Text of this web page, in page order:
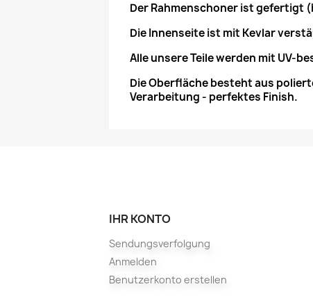
Der Rahmenschoner ist gefertigt
Die Innenseite ist mit Kevlar
Alle unsere Teile werden mit UV-
Die Oberfläche besteht aus
Verarbeitung - perfektes Finish.
IHR KONTO
Sendungsverfolgung
Anmelden
Benutzerkonto erstellen